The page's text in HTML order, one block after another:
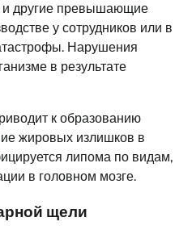
и другие превышающие
у сотрудников или в
Нарушения
в результате
к образованию
жировых излишков в
липома по видам,
в головном мозге.
щели